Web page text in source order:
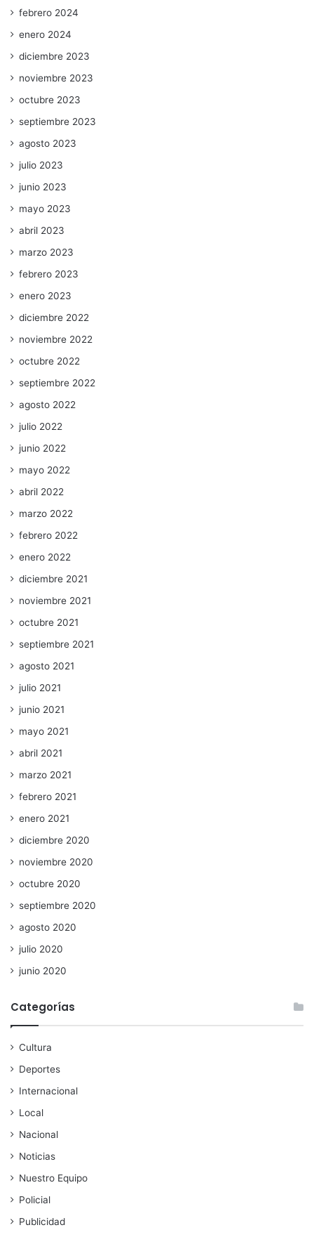
febrero 2024
enero 2024
diciembre 2023
noviembre 2023
octubre 2023
septiembre 2023
agosto 2023
julio 2023
junio 2023
mayo 2023
abril 2023
marzo 2023
febrero 2023
enero 2023
diciembre 2022
noviembre 2022
octubre 2022
septiembre 2022
agosto 2022
julio 2022
junio 2022
mayo 2022
abril 2022
marzo 2022
febrero 2022
enero 2022
diciembre 2021
noviembre 2021
octubre 2021
septiembre 2021
agosto 2021
julio 2021
junio 2021
mayo 2021
abril 2021
marzo 2021
febrero 2021
enero 2021
diciembre 2020
noviembre 2020
octubre 2020
septiembre 2020
agosto 2020
julio 2020
junio 2020
Categorías
Cultura
Deportes
Internacional
Local
Nacional
Noticias
Nuestro Equipo
Policial
Publicidad